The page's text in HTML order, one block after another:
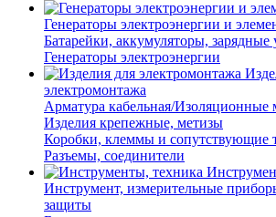
Генераторы электроэнергии и
Батарейки, аккумуляторы, зарядные
Генераторы электроэнергии
электромонтажа
Арматура кабельная/Изоляционные
Изделия крепежные, метизы
Коробки, клеммы и сопутствующие
Разъемы, соединители
Инструмент, измерительные
защиты